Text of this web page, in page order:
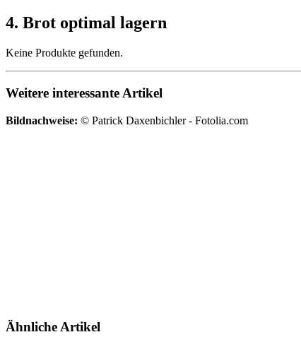
4. Brot optimal lagern
Keine Produkte gefunden.
Weitere interessante Artikel
Bildnachweise: © Patrick Daxenbichler - Fotolia.com
Ähnliche Artikel